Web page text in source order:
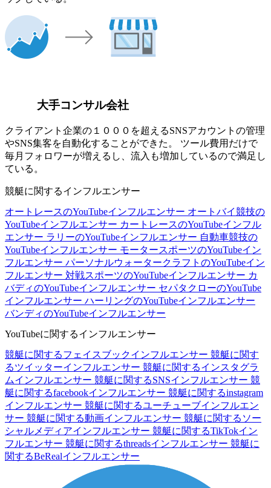
大手コンサル会社
クライアント企業の１０００を超えるSNSアカウントの管理
やSNS集客を自動化することができた。 ツール費用だけで
毎月フォロワーが増えるし、流入も増加しているので満足し
ている。
競艇に関するインフルエンサー
オートレースのYouTubeインフルエンサー オートバイ競技の
YouTubeインフルエンサー カートレースのYouTubeインフル
エンサー ラリーのYouTubeインフルエンサー 自動車競技の
YouTubeインフルエンサー モータースポーツのYouTubeイン
フルエンサー パーソナルウォータークラフトのYouTubeイン
フルエンサー 対戦スポーツのYouTubeインフルエンサー カ
バディのYouTubeインフルエンサー セパタクローのYouTube
インフルエンサー ハーリングのYouTubeインフルエンサー
バンディのYouTubeインフルエンサー
YouTubeに関するインフルエンサー
競艇に関するフェイスブックインフルエンサー 競艇に関す
るツイッターインフルエンサー 競艇に関するインスタグラ
ムインフルエンサー 競艇に関するSNSインフルエンサー 競
艇に関するfacebookインフルエンサー 競艇に関するinstagram
インフルエンサー 競艇に関するユーチューブインフルエン
サー 競艇に関する動画インフルエンサー 競艇に関するソー
シャルメディアインフルエンサー 競艇に関するTikTokイン
フルエンサー 競艇に関するthreadsインフルエンサー 競艇に
関するBeRealインフルエンサー